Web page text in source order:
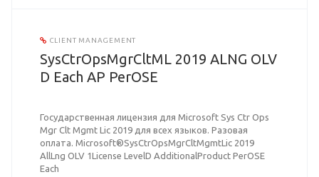
CLIENT MANAGEMENT
SysCtrOpsMgrCltML 2019 ALNG OLV
D Each AP PerOSE
Государственная лицензия для Microsoft Sys Ctr Ops
Mgr Clt Mgmt Lic 2019 для всех языков. Разовая
оплата. Microsoft®SysCtrOpsMgrCltMgmtLic 2019
AllLng OLV 1License LevelD AdditionalProduct PerOSE
Each